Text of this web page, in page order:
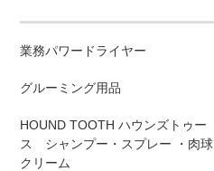
業務パワードライヤー
グルーミング用品
HOUND TOOTH ハウンズトゥー
ス シャンプー・スプレー ・肉球
クリーム